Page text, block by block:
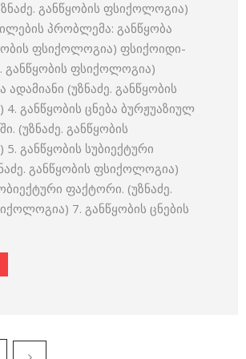
განწყობის ფსიქოლოგია)
პრობლემა: განწყობა
ფსიქოლოგია) ფსიქოიდი-
განწყობის ფსიქოლოგია)
ადამიანი (უზნაძე. განწყობის
განწყობის ცნება ბურჟუაზიულ
(უზნაძე. განწყობის
განწყობის სუბიექტური
განწყობის ფსიქოლოგია)
ფაქტორი. (უზნაძე.
7. განწყობის ცნების